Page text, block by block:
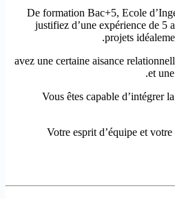
De formation Bac+5, Ecole
justifiez d’une expérience de 5
projets
avez une certaine aisance
et
Vous êtes capable d’intégrer
Votre esprit d’équipe et